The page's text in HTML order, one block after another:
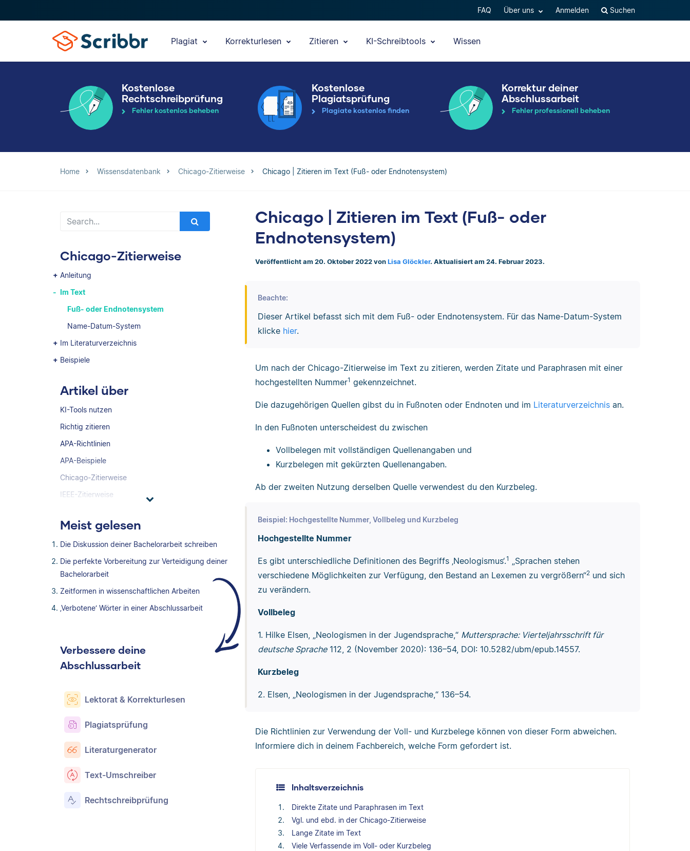
FAQ Über uns Anmelden Suchen
Plagiat Korrekturlesen Zitieren KI-Schreibtools Wissen
Kostenlose
Rechtschreibprüfung
Fehler kostenlos beheben
Kostenlose
Plagiatsprüfung
Plagiate kostenlos finden
Korrektur deiner
Abschlussarbeit
Fehler professionell beheben
Home Wissensdatenbank Chicago-Zitierweise Chicago | Zitieren im Text (Fuß- oder Endnotensystem)
Chicago-Zitierweise
Anleitung
Im Text
Fuß- oder Endnotensystem
Name-Datum-System
Im Literaturverzeichnis
Beispiele
Artikel über
KI-Tools nutzen
Richtig zitieren
APA-Richtlinien
APA-Beispiele
Chicago-Zitierweise
IEEE-Zitierweise
Meist gelesen
Die Diskussion deiner Bachelorarbeit schreiben
Die perfekte Vorbereitung zur Verteidigung deiner
Bachelorarbeit
Zeitformen in wissenschaftlichen Arbeiten
‚Verbotene‘ Wörter in einer Abschlussarbeit
Verbessere deine
Abschlussarbeit
Lektorat & Korrekturlesen
Plagiatsprüfung
Literaturgenerator
Text-Umschreiber
Rechtschreibprüfung
Chicago | Zitieren im Text (Fuß- oder
Endnotensystem)
Veröffentlicht am 20. Oktober 2022 von Lisa Glöckler. Aktualisiert am 24. Februar 2023.
Beachte:
Dieser Artikel befasst sich mit dem Fuß- oder Endnotensystem. Für das Name-Datum-System
klicke hier.
Um nach der Chicago-Zitierweise im Text zu zitieren, werden Zitate und Paraphrasen mit einer
hochgestellten Nummer1 gekennzeichnet.
Die dazugehörigen Quellen gibst du in Fußnoten oder Endnoten und im Literaturverzeichnis an.
In den Fußnoten unterscheidest du zwischen
Vollbelegen mit vollständigen Quellenangaben und
Kurzbelegen mit gekürzten Quellenangaben.
Ab der zweiten Nutzung derselben Quelle verwendest du den Kurzbeleg.
Beispiel: Hochgestellte Nummer, Vollbeleg und Kurzbeleg
Hochgestellte Nummer
Es gibt unterschiedliche Definitionen des Begriffs ‚Neologismus‘.1
„Sprachen stehen
verschiedene Möglichkeiten zur Verfügung, den Bestand an Lexemen zu vergrößern“2und sich
zu verändern.
Vollbeleg
1. Hilke Elsen, „Neologismen in der Jugendsprache,“ Muttersprache: Vierteljahrsschrift für
deutsche Sprache112, 2 (November 2020): 136–54, DOI: 10.5282/ubm/epub.14557.
Kurzbeleg
2. Elsen, „Neologismen in der Jugendsprache,“ 136–54.
Die Richtlinien zur Verwendung der Voll- und Kurzbelege können von dieser Form abweichen.
Informiere dich in deinem Fachbereich, welche Form gefordert ist.
Inhaltsverzeichnis
Direkte Zitate und Paraphrasen im Text
Vgl. und ebd. in der Chicago-Zitierweise
Lange Zitate im Text
Viele Verfassende im Voll- oder Kurzbeleg